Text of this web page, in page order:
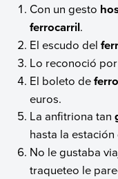
Con un gesto
ferrocarril.
El escudo del
Lo reconoció
El boleto de
euros.
La anfitriona tan
hasta la
No le gustaba
traqueteo le